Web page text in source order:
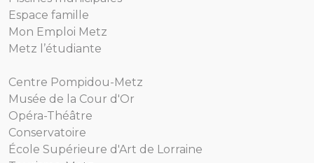
Espace famille
Mon Emploi Metz
Metz l’étudiante
Centre Pompidou-Metz
Musée de la Cour d'Or
Opéra-Théâtre
Conservatoire
École Supérieure d'Art de Lorraine